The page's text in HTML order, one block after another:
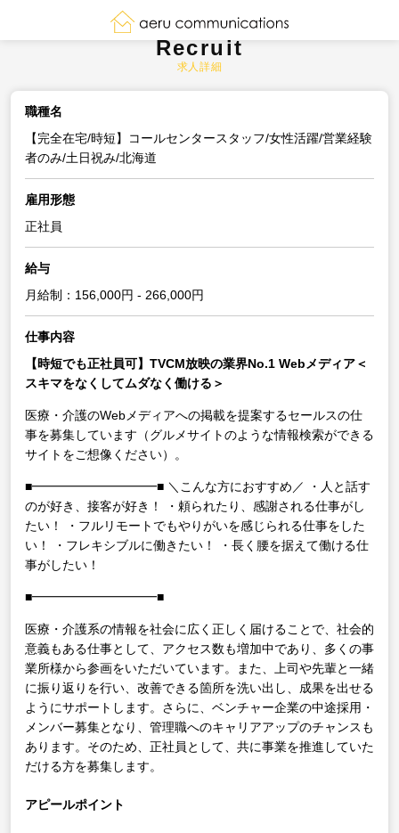
Recruit
求人詳細
職種名
【完全在宅/時短】コールセンタースタッフ/女性活躍/営業経験
者のみ/土日祝み/北海道
雇用形態
正社員
給与
月給制：156,000円 - 266,000円
仕事内容
【時短でも正社員可】TVCM放映の業界No.1 Webメディア＜
スキマをなくしてムダなく働ける＞
医療・介護のWebメディアへの掲載を提案するセールスの仕
事を募集しています（グルメサイトのような情報検索ができる
サイトをご想像ください）。
■━━━━━━━━━━■ ＼こんな方におすすめ／
・人と話す
のが好き、接客が好き！
・頼られたり、感謝される仕事がし
たい！
・フルリモートでもやりがいを感じられる仕事をした
い！
・フレキシブルに働きたい！
・長く腰を据えて働ける仕
事がしたい！
■━━━━━━━━━━■
医療・介護系の情報を社会に広く正しく届けることで、社会的
意義もある仕事として、アクセス数も増加中であり、多くの事
業所様から参画をいただいています。また、上司や先輩と一緒
に振り返りを行い、改善できる箇所を洗い出し、成果を出せる
ようにサポートします。さらに、ベンチャー企業の中途採用・
メンバー募集となり、管理職へのキャリアアップのチャンスも
あります。そのため、正社員として、共に事業を推進していた
だける方を募集します。
アピールポイント